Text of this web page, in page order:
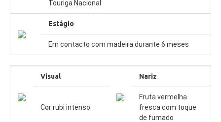
Touriga Nacional
Estágio
Em contacto com madeira durante 6 meses
Visual Nariz
Cor rubi intenso
Fruta vermelha
fresca com toque
de fumado